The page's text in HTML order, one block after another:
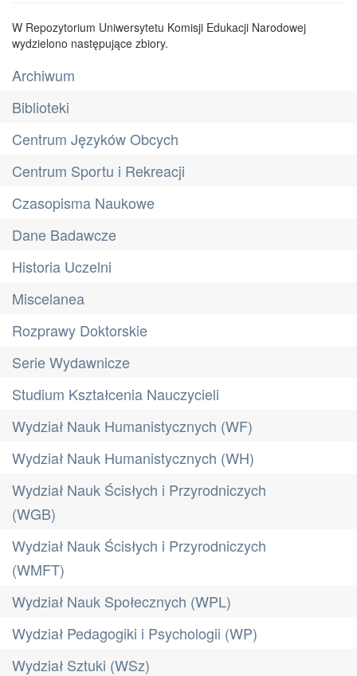
W Repozytorium Uniwersytetu Komisji Edukacji Narodowej
wydzielono następujące zbiory.
Archiwum
Biblioteki
Centrum Języków Obcych
Centrum Sportu i Rekreacji
Czasopisma Naukowe
Dane Badawcze
Historia Uczelni
Miscelanea
Rozprawy Doktorskie
Serie Wydawnicze
Studium Kształcenia Nauczycieli
Wydział Nauk Humanistycznych (WF)
Wydział Nauk Humanistycznych (WH)
Wydział Nauk Ścisłych i Przyrodniczych
(WGB)
Wydział Nauk Ścisłych i Przyrodniczych
(WMFT)
Wydział Nauk Społecznych (WPL)
Wydział Pedagogiki i Psychologii (WP)
Wydział Sztuki (WSz)